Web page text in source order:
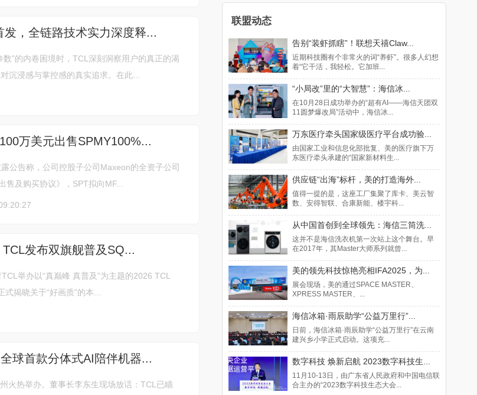
，全链路技术实力深度释...
”的内卷困境时，TCL深刻洞察用户的真正的渴
沉浸感与掌控感的真实追求。在此...
万美元出售SPMY100%...
公告称，公司控股子公司Maxeon的全资子公司
及购买协议》，SPT拟向MF...
发布双旗舰普及SQ...
举办以“真巅峰 真普及”为主题的2026 TCL
揭晓关于“好画质”的本...
球首款分体式AI陪伴机器...
火热举办。董事长李东生现场放话：TCL已瞄
联盟动态
告别“装虾抓瞎”！联想天禧Claw...
近期科技圈有个非常火的词“养虾”。很多人幻想
着“它干活，我轻松。它加班...
“小局改”里的“大智慧”：海信冰...
在10月28日成功举办的“超有AI——海信天团双
11圆梦爆改局”活动中，海信冰...
万东医疗牵头国家级医疗平台成功验...
由国家工业和信息化部批复、美的医疗旗下万
东医疗牵头承建的“国家新材料生...
供应链“出海”标杆，美的打造海外...
值得一提的是，这座工厂集聚了库卡、美云智
数、安得智联、合康新能、楼宇科...
从中国首创到全球领先：海信三筒洗...
这并不是海信洗衣机第一次站上这个舞台。早
在2017年，其Master大师系列就曾...
美的领先科技惊艳亮相IFA2025，为...
展会现场，美的通过SPACE MASTER、
XPRESS MASTER、...
海信冰箱·雨辰助学“公益万里行”...
日前，海信冰箱·雨辰助学“公益万里行”在云南
建兴乡小学正式启动。这项充...
数字科技 焕新启航 2023数字科技生...
11月10-13日，由广东省人民政府和中国电信联
合主办的“2023数字科技生态大会...